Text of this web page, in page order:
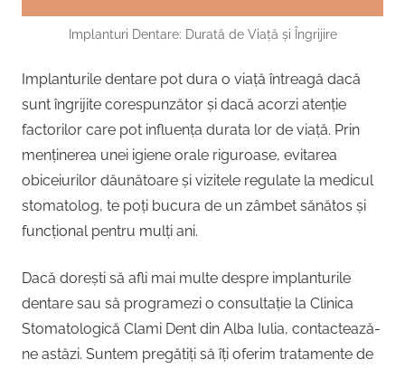
Implanturi Dentare: Durată de Viață și Îngrijire
Implanturile dentare pot dura o viață întreagă dacă
sunt îngrijite corespunzător și dacă acorzi atenție
factorilor care pot influența durata lor de viață. Prin
menținerea unei igiene orale riguroase, evitarea
obiceiurilor dăunătoare și vizitele regulate la medicul
stomatolog, te poți bucura de un zâmbet sănătos și
funcțional pentru mulți ani.
Dacă dorești să afli mai multe despre implanturile
dentare sau să programezi o consultație la Clinica
Stomatologică Clami Dent din Alba Iulia, contactează-
ne astăzi. Suntem pregătiți să îți oferim tratamente de